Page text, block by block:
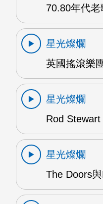
70.80年代
星光燦爛
英國搖滾樂
星光燦爛
Rod
星光燦爛
The Doors